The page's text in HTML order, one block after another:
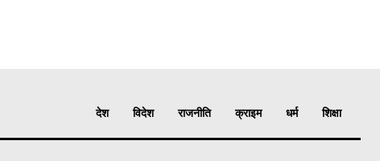
देश विदेश राजनीति क्राइम धर्म शिक्षा